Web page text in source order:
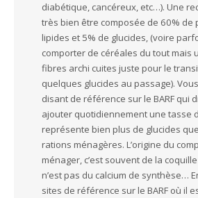
diabétique, cancéreux, etc…). Une
très bien être composée de 60% de
lipides et 5% de glucides, (voire
comporter de céréales du tout mais
fibres archi cuites juste pour le
quelques glucides au passage).
disant de référence sur le BARF qui
ajouter quotidiennement une tasse
représente bien plus de glucides
rations ménagères. L’origine du
ménager, c’est souvent de la
n’est pas du calcium de synthèse…
sites de référence sur le BARF où il